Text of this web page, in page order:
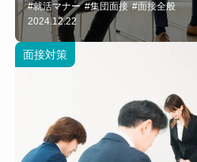
#就活マナー #集団面接 #面接全般
2024.12.22
面接対策